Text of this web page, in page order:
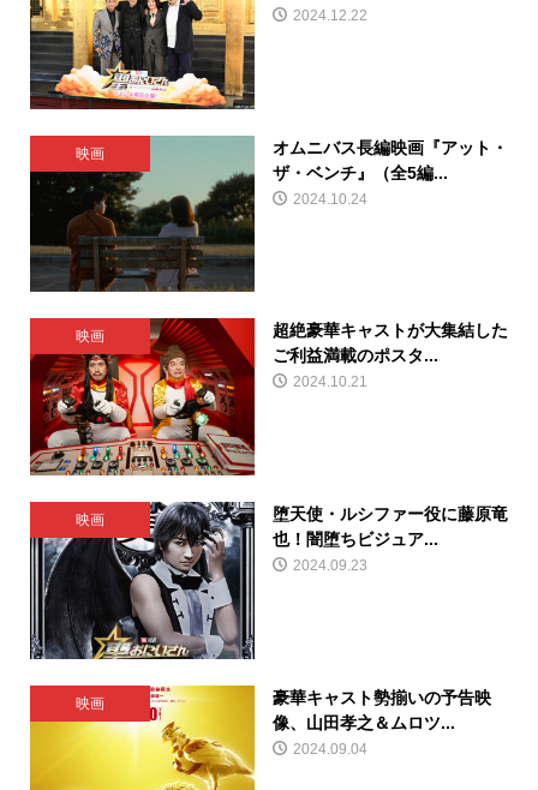
2024.12.22
映画
オムニバス長編映画『アット・
ザ・ベンチ』（全5編...
2024.10.24
映画
超絶豪華キャストが大集結した
ご利益満載のポスタ...
2024.10.21
映画
堕天使・ルシファー役に藤原竜
也！闇堕ちビジュア...
2024.09.23
映画
豪華キャスト勢揃いの予告映
像、山田孝之＆ムロツ...
2024.09.04